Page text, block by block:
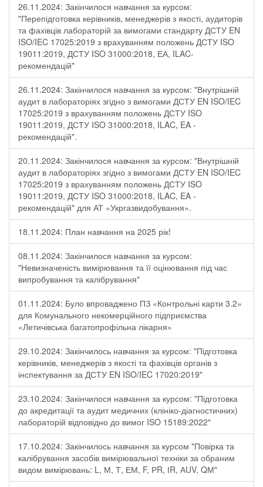
26.11.2024: Закінчилося навчання за курсом:
"Перепідготовка керівників, менеджерів з якості, аудиторів
та фахівців лабораторій за вимогами стандарту ДСТУ EN
ISO/IEC 17025:2019 з врахуванням положень ДСТУ ISO
19011:2019, ДСТУ ISO 31000:2018, ЕА, ILAC-
рекомендацій"
26.11.2024: Закінчилося навчання за курсом: "Внутрішній
аудит в лабораторіях згідно з вимогами ДСТУ EN ISO/IEC
17025:2019 з врахуванням положень ДСТУ ISO
19011:2019, ДСТУ ISO 31000:2018, ILAC, EA -
рекомендацій".
20.11.2024: Закінчилося навчання за курсом: "Внутрішній
аудит в лабораторіях згідно з вимогами ДСТУ EN ISO/IEC
17025:2019 з врахуванням положень ДСТУ ISO
19011:2019, ДСТУ ISO 31000:2018, ILAC, EA -
рекомендацій" для АТ «Укргазвидобування».
18.11.2024: План навчання на 2025 рік!
08.11.2024: Закінчилося навчання за курсом:
"Невизначеність вимірювання та її оцінювання під час
випробування та калібрування"
01.11.2024: Було впроваджено ПЗ «Контрольні карти 3.2»
для Комунального некомерційного підприємства
«Летичівська багатопрофільна лікарня»
29.10.2024: Закінчилось навчання за курсом: "Підготовка
керівників, менеджерів з якості та фахівців органів з
інспектування за ДСТУ EN ISO/IEC 17020:2019"
23.10.2024: Закінчилося навчання за курсом: "Підготовка
до акредитації та аудит медичних (клініко-діагностичних)
лабораторій відповідно до вимог ISO 15189:2022"
17.10.2024: Закінчилось навчання за курсом "Повірка та
калібрування засобів вимірювальної техніки за обраним
видом вимірювань: L, М, Т, ЕМ, F, РR, ІR, АUV, QМ"